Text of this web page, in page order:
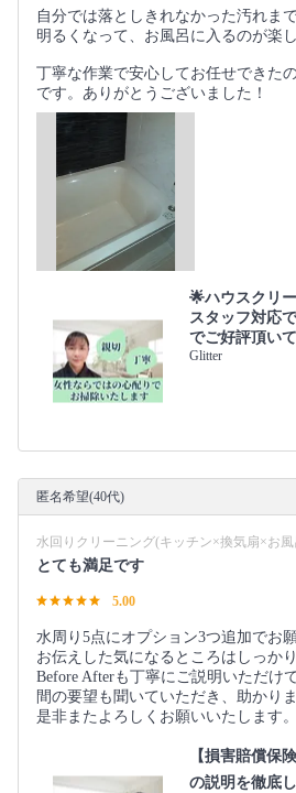
自分では落としきれなかった汚れま
明るくなって、お風呂に入るのが楽
丁寧な作業で安心してお任せできた
です。ありがとうございました！
🌟ハウスクリ
スタッフ対応
でご好評頂い
Glitter
匿名希望(40代)
水回りクリーニング(キッチン×換気扇×お
とても満足です
5.00
水周り5点にオプション3つ追加でお
お伝えした気になるところはしっか
Before Afterも丁寧にご説明いただけ
間の要望も聞いていただき、助かりま
是非またよろしくお願いいたします。
【損害賠償保
の説明を徹底